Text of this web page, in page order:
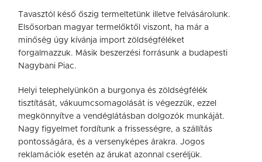
Tavasztól késő őszig termeltetünk illetve felvásárolunk.
Elsősorban magyar termelőktől viszont, ha már a
minőség úgy kívánja import zöldségféléket
forgalmazzuk. Másik beszerzési forrásunk a budapesti
Nagybani Piac.
Helyi telephelyünkön a burgonya és zöldségfélék
tisztítását, vákuumcsomagolását is végezzük, ezzel
megkönnyítve a vendéglátásban dolgozók munkáját.
Nagy figyelmet fordítunk a frissességre, a szállítás
pontosságára, és a versenyképes árakra. Jogos
reklamációk esetén az árukat azonnal cseréljük.